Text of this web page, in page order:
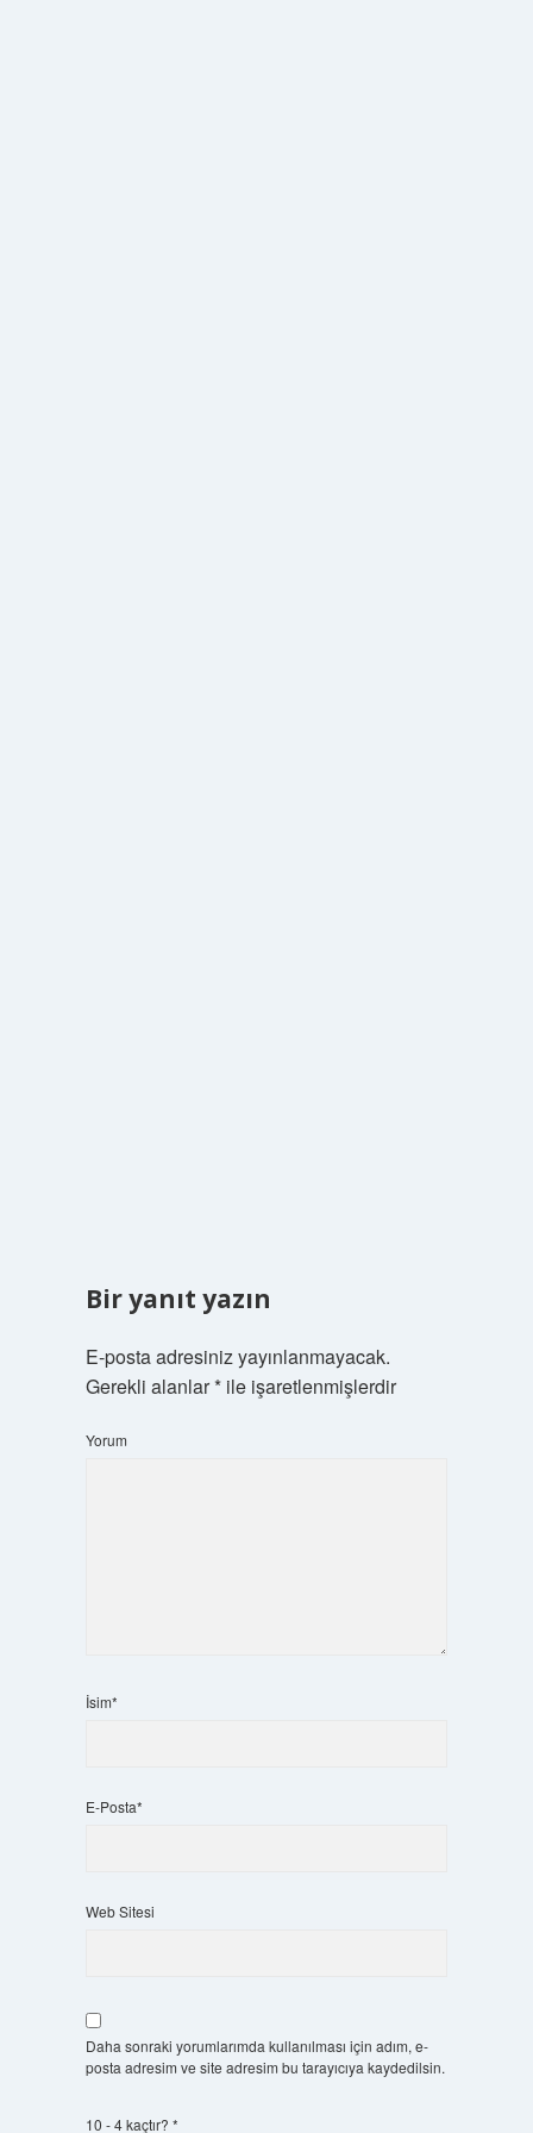
Bir yanıt yazın
E-posta adresiniz yayınlanmayacak.
Gerekli alanlar*ile işaretlenmişlerdir
Yorum
İsim*
E-Posta*
Web Sitesi
Daha sonraki yorumlarımda kullanılması için adım, e-
posta adresim ve site adresim bu tarayıcıya kaydedilsin.
10 - 4 kaçtır? *